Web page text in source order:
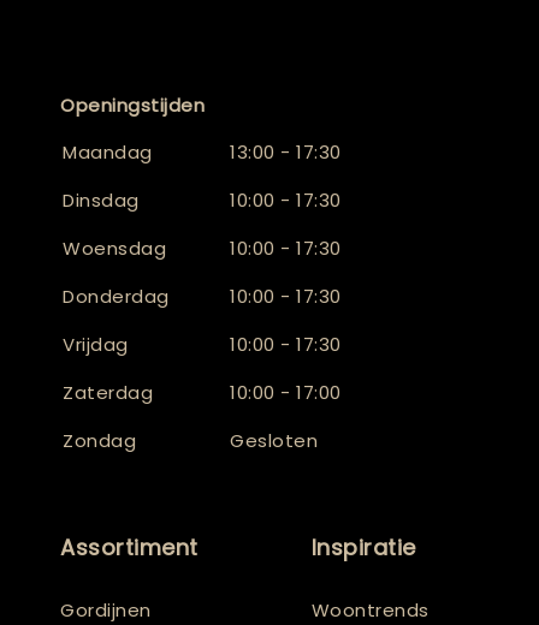
Openingstijden
Maandag
13:00 - 17:30
Dinsdag
10:00 - 17:30
Woensdag
10:00 - 17:30
Donderdag
10:00 - 17:30
Vrijdag
10:00 - 17:30
Zaterdag
10:00 - 17:00
Zondag
Gesloten
Assortiment
Gordijnen
Inspiratie
Woontrends